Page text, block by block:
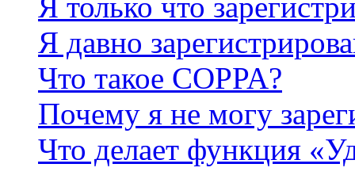
Я давно
Что такое COPPA?
Почему я не могу
Что делает функция